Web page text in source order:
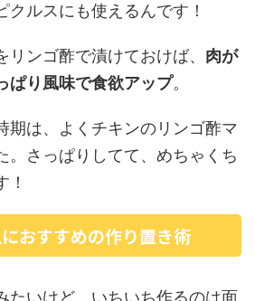
クルスにも使えるんです！
ンゴ酢で漬けておけば、 肉が
ぱり風味で食欲アップ。
期は、よくチキンのリンゴ酢マ
。さっぱりしてて、めちゃくち
！
おすすめの作り置き術
たいけど、いちいち作るのは面